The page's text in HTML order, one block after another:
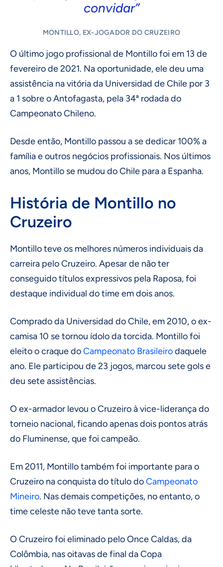
convidar”
MONTILLO, EX-JOGADOR DO CRUZEIRO
O último jogo profissional de Montillo foi em 13 de
fevereiro de 2021. Na oportunidade, ele deu uma
assistência na vitória da Universidad de Chile por 3
a 1 sobre o Antofagasta, pela 34ª rodada do
Campeonato Chileno.
Desde então, Montillo passou a se dedicar 100% a
família e outros negócios profissionais. Nos últimos
anos, Montillo se mudou do Chile para a Espanha.
História de Montillo no
Cruzeiro
Montillo teve os melhores números individuais da
carreira pelo Cruzeiro. Apesar de não ter
conseguido títulos expressivos pela Raposa, foi
destaque individual do time em dois anos.
Comprado da Universidad do Chile, em 2010, o ex-
camisa 10 se tornou ídolo da torcida. Montillo foi
eleito o craque doCampeonato Brasileirodaquele
ano. Ele participou de 23 jogos, marcou sete gols e
deu sete assistências.
O ex-armador levou o Cruzeiro à vice-liderança do
torneio nacional, ficando apenas dois pontos atrás
do Fluminense, que foi campeão.
Em 2011, Montillo também foi importante para o
Cruzeiro na conquista do título doCampeonato
Mineiro. Nas demais competições, no entanto, o
time celeste não teve tanta sorte.
O Cruzeiro foi eliminado pelo Once Caldas, da
Colômbia, nas oitavas de final da Copa